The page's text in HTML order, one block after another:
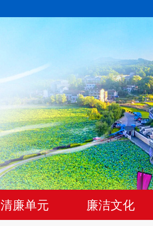
清廉单元 廉洁文化